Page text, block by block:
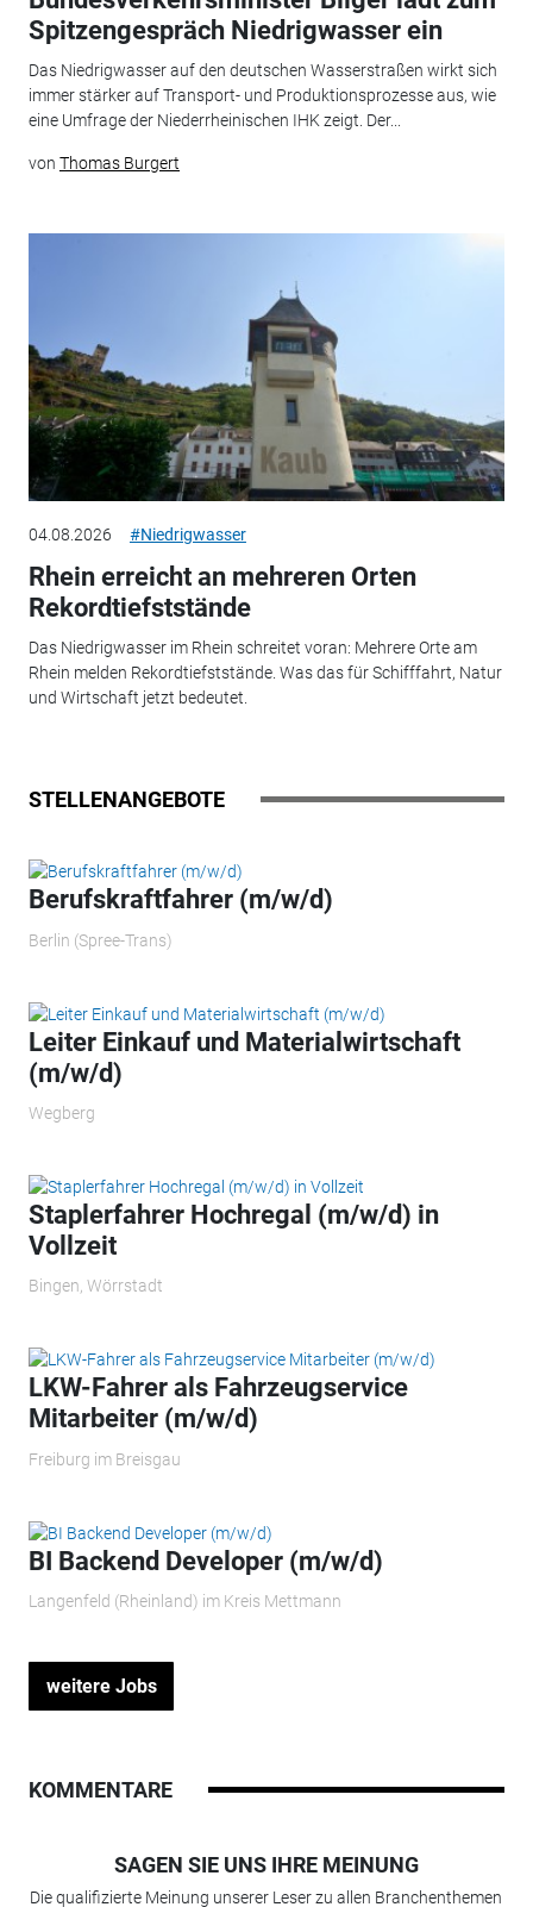
Spitzengespräch Niedrigwasser ein
Das Niedrigwasser auf den deutschen Wasserstraßen wirkt sich
immer stärker auf Transport- und Produktionsprozesse aus, wie
eine Umfrage der Niederrheinischen IHK zeigt. Der...
von Thomas Burgert
04.08.2026 #Niedrigwasser
Rhein erreicht an mehreren Orten
Rekordtiefststände
Das Niedrigwasser im Rhein schreitet voran: Mehrere Orte am
Rhein melden Rekordtiefststände. Was das für Schifffahrt, Natur
und Wirtschaft jetzt bedeutet.
STELLENANGEBOTE
Berufskraftfahrer (m/w/d)
Berlin (Spree-Trans)
Leiter Einkauf und Materialwirtschaft
(m/w/d)
Wegberg
Staplerfahrer Hochregal (m/w/d) in
Vollzeit
Bingen, Wörrstadt
LKW-Fahrer als Fahrzeugservice
Mitarbeiter (m/w/d)
Freiburg im Breisgau
BI Backend Developer (m/w/d)
Langenfeld (Rheinland) im Kreis Mettmann
weitere Jobs
KOMMENTARE
SAGEN SIE UNS IHRE MEINUNG
Die qualifizierte Meinung unserer Leser zu allen Branchenthemen